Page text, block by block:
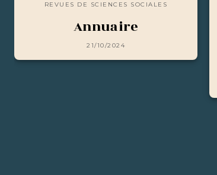
REVUES DE SCIENCES SOCIALES
Annuaire
21/10/2024